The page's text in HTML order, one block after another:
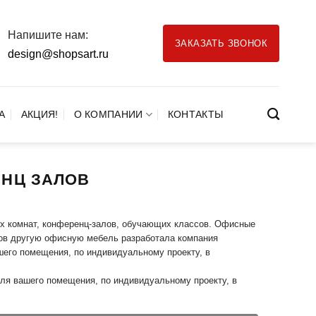
Напишите нам:
design@shopsart.ru
ЗАКАЗАТЬ ЗВОНОК
АКЦИЯ! О КОМПАНИИ КОНТАКТЫ
ЗАЛОВ
комнат, конференц-залов, обучающих классов. Офисные
другую офисную мебель разработала компания
помещения, по индивидуальному проекту, в
вашего помещения, по индивидуальному проекту, в